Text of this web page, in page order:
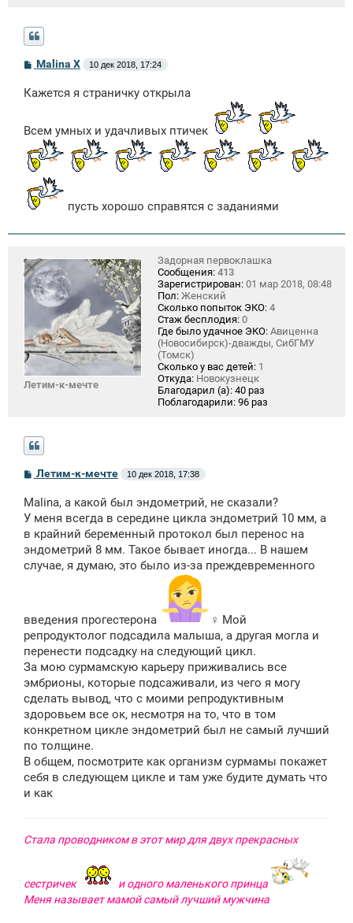
С
б
н
е
Malina X 10 дек 2018, 17:24
Кажется я страничку открыла
Всем умных и удачливых птичек
пусть хорошо справятся с заданиями
Летим-к-мечте
Задорная первоклашка
Сообщения: 413
Зарегистрирован: 01 мар 2018, 08:48
Пол: Женский
Сколько попыток ЭКО: 4
Стаж бесплодия: 0
Где было удачное ЭКО: Авиценна
(Новосибирск)-дважды, СибГМУ
(Томск)
Сколько у вас детей: 1
Откуда: Новокузнецк
Благодарил (а): 40 раз
Поблагодарили: 96 раз
С
б
щ
н
и
Летим-к-мечте 10 дек 2018, 17:38
Malina, а какой был эндометрий, не сказали?
У меня всегда в середине цикла эндометрий 10 мм, а
в крайний беременный протокол был перенос на
эндометрий 8 мм. Такое бывает иногда... В нашем
случае, я думаю, это было из-за преждевременного
введения прогестерона
‍♀️ Мой
репродуктолог подсадила малыша, а другая могла и
перенести подсадку на следующий цикл.
За мою сурмамскую карьеру приживались все
эмбрионы, которые подсаживали, из чего я могу
сделать вывод, что с моими репродуктивным
здоровьем все ок, несмотря на то, что в том
конкретном цикле эндометрий был не самый лучший
по толщине.
В общем, посмотрите как организм сурмамы покажет
себя в следующем цикле и там уже будите думать что
и как
Стала проводником в этот мир для двух прекрасных
сестричек
и одного маленького принца
Меня называет мамой самый лучший мужчина